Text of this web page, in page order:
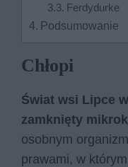
Ferdydurke
Podsumowanie
Chłopi
Świat wsi Lipce w
zamknięty
osobnym
prawami, w